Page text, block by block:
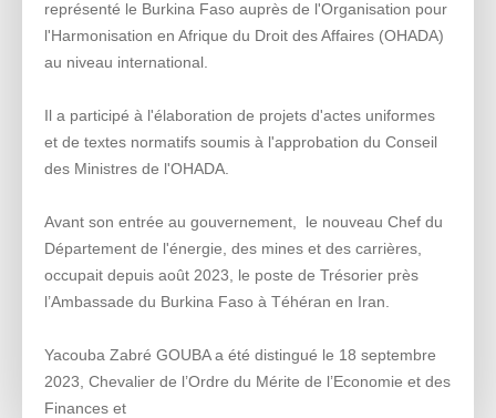
représenté le Burkina Faso auprès de l'Organisation pour
l'Harmonisation en Afrique du Droit des Affaires (OHADA)
au niveau international.
Il a participé à l'élaboration de projets d'actes uniformes
et de textes normatifs soumis à l'approbation du Conseil
des Ministres de l'OHADA.
Avant son entrée au gouvernement, le nouveau Chef du
Département de l'énergie, des mines et des carrières,
occupait depuis août 2023, le poste de Trésorier près
l’Ambassade du Burkina Faso à Téhéran en Iran.
Yacouba Zabré GOUBA a été distingué le 18 septembre
2023, Chevalier de l’Ordre du Mérite de l’Economie et des
Finances et